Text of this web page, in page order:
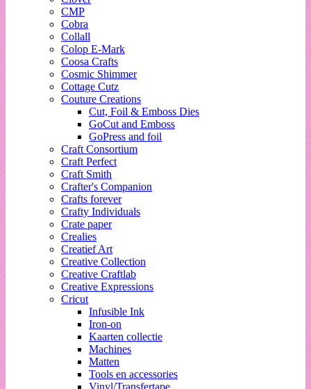
CMP
Cobra
Collall
Colop E-Mark
Coosa Crafts
Cosmic Shimmer
Cottage Cutz
Couture Creations
Cut, Foil & Emboss Dies
GoCut and Emboss
GoPress and foil
Craft Consortium
Craft Perfect
Craft Smith
Crafter's Companion
Crafts forever
Crafty Individuals
Crate paper
Crealies
Creatief Art
Creative Collection
Creative Craftlab
Creative Expressions
Cricut
Infusible Ink
Iron-on
Kaarten collectie
Machines
Matten
Tools en accessories
Vinyl/Transfertape